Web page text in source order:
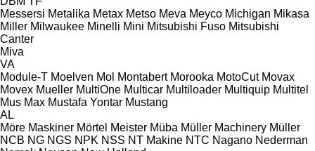
Messersi Metalika Metax Metso Meva Meyco Michigan Mikasa
Miller Milwaukee Minelli Mini Mitsubishi Fuso Mitsubishi
Canter
Miva
VA
Module-T Moelven Mol Montabert Morooka MotoCut Movax
Movex Mueller MultiOne Multicar Multiloader Multiquip Multitel
Mus Max Mustafa Yontar Mustang
AL
Möre Maskiner Mörtel Meister Müba Müller Machinery Müller
NCB NG NGS NPK NSS NT Makine NTC Nagano Nederman